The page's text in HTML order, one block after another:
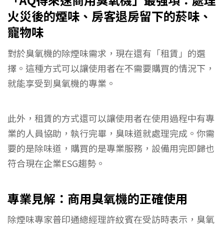
火災後的煙味、房客退房留下的菸味、
寵物味
對於臭氧機的除煙味需求，現在還有「租賃」的選
擇。這種方式可以讓使用者在不需要購買的情況下，
就能享受到臭氧機的專業。
此外，租賃的方式還可以讓使用者在使用過程中有專
業的人員協助，執行完畢，臭味道就處理完成。你需
要的是除味道，購買的是專業服務，設備用完即歸也
符合現在企業ESG趨勢。
專業見解：商用臭氧機的正確使用
除煙味專家普印通總經理許紋賓在受訪時表示，臭氧